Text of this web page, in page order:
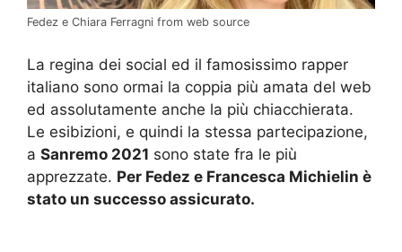
Fedez e Chiara Ferragni from web source
La regina dei social ed il famosissimo rapper
italiano sono ormai la coppia più amata del web
ed assolutamente anche la più chiacchierata.
Le esibizioni, e quindi la stessa partecipazione,
a Sanremo 2021 sono state fra le più
apprezzate. Per Fedez e Francesca Michielin è
stato un successo assicurato.